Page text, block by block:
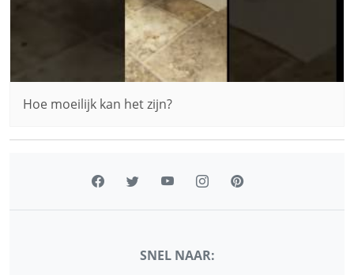
Hoe moeilijk kan het zijn?
SNEL NAAR: